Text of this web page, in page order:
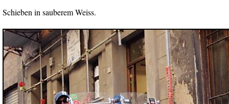
Schieben in sauberem Weiss.